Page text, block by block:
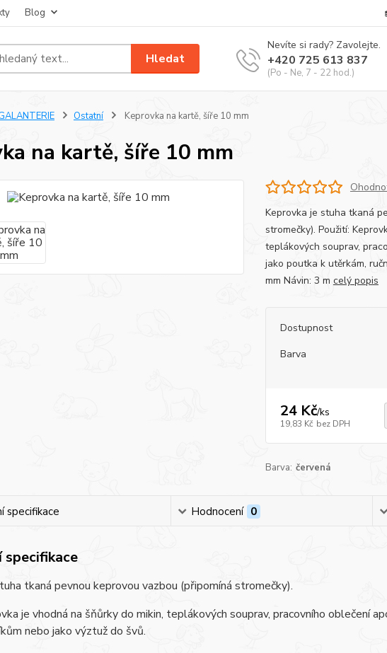
Blog
Hledat
Nevíte si rady? Zavolejte.
+420 725 613 837
(Po - Ne, 7 - 22 hod.)
Ostatní Keprovka na kartě, šíře 10 mm
na kartě, šíře 10 mm
Keprovka je stuha tkaná
stromečky). Použití:
teplákových souprav,
jako poutka k utěrkám,
mm Návin: 3 m celý popis
Dostupnost
Barva
24 Kč/ks
19,83 Kč bez DPH
Barva: červená
specifikace Hodnocení 0
tkaná pevnou keprovou vazbou (připomíná stromečky).
je vhodná na šňůrky do mikin, teplákových souprav, pracovního oblečení
nebo jako výztuž do švů.